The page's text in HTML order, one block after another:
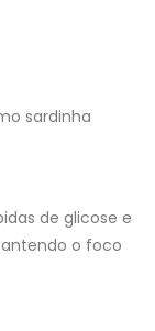
sardinha
de glicose e
o foco